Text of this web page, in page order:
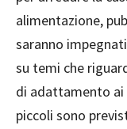
alimentazione,
saranno
su temi che
di adattamento ai
piccoli sono